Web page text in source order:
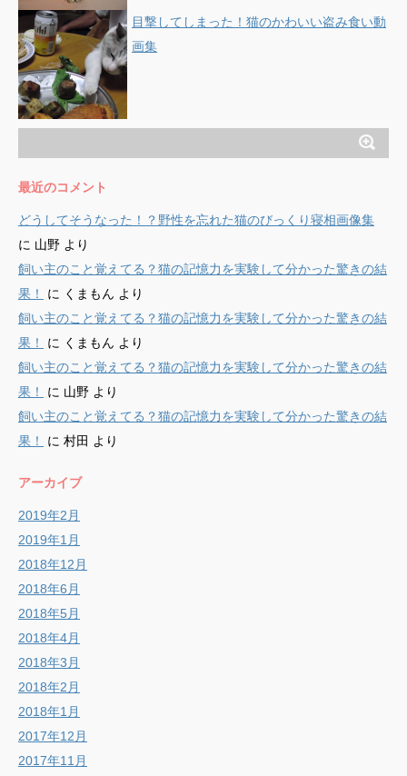
目撃してしまった！猫のかわいい盗み食い動
画集
最近のコメント
どうしてそうなった！？野性を忘れた猫のびっくり寝相画像集
に 山野 より
飼い主のこと覚えてる？猫の記憶力を実験して分かった驚きの結
果！
に くまもん より
飼い主のこと覚えてる？猫の記憶力を実験して分かった驚きの結
果！
に くまもん より
飼い主のこと覚えてる？猫の記憶力を実験して分かった驚きの結
果！
に 山野 より
飼い主のこと覚えてる？猫の記憶力を実験して分かった驚きの結
果！
に 村田 より
アーカイブ
2019年2月
2019年1月
2018年12月
2018年6月
2018年5月
2018年4月
2018年3月
2018年2月
2018年1月
2017年12月
2017年11月